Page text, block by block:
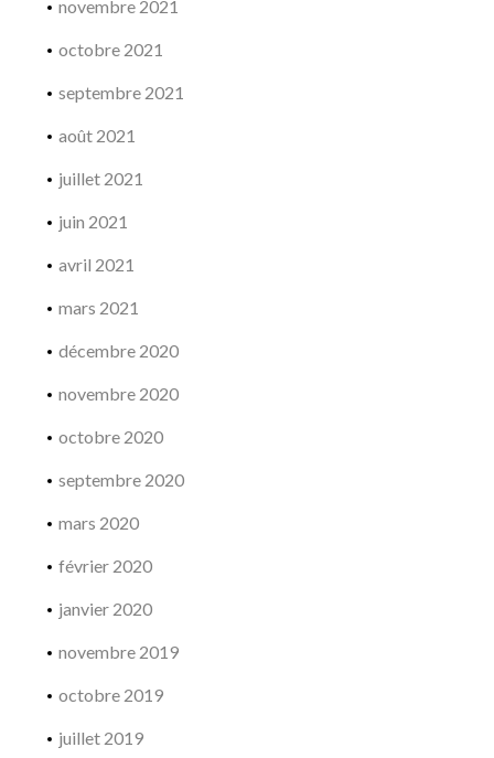
novembre 2021
octobre 2021
septembre 2021
août 2021
juillet 2021
juin 2021
avril 2021
mars 2021
décembre 2020
novembre 2020
octobre 2020
septembre 2020
mars 2020
février 2020
janvier 2020
novembre 2019
octobre 2019
juillet 2019